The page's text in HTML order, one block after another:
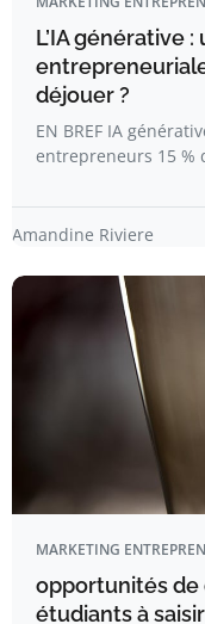
L’IA générative
déjouer ?
EN BREF IA
entrepreneurs 15 %
Amandine Riviere
MARKETING
opportunités de
étudiants à